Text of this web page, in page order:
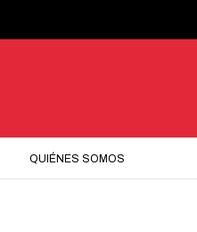
QUIÉNES SOMOS